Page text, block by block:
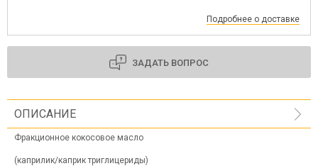
Подробнее о доставке
ЗАДАТЬ ВОПРОС
ОПИСАНИЕ
Фракционное кокосовое масло
(каприлик/каприк триглицериды)